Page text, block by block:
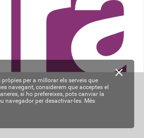
pròpies per a millorar els serveis que
navegant, considerem que acceptes el
si ho prefereixes, pots canviar la
navegador per desactivar-les. Més